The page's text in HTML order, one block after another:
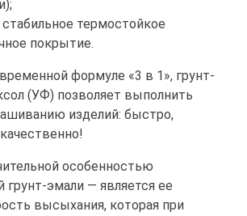
термостойкое
покрытие.
формуле «3 в 1», грунт-
(УФ) позволяет выполнить
изделий: быстро,
особенностью
грунт-эмали — является ее
высыхания, которая при